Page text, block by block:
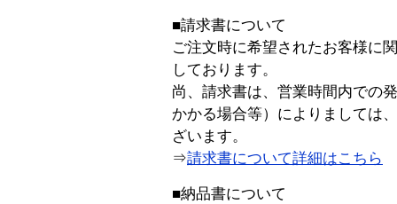
■請求書について
ご注文時に希望されたお客様に
しております。
尚、請求書は、営業時間内での
かかる場合等）によりましては
ざいます。
⇒請求書について詳細はこちら
■納品書について